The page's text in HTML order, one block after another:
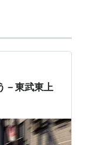
－東武東上